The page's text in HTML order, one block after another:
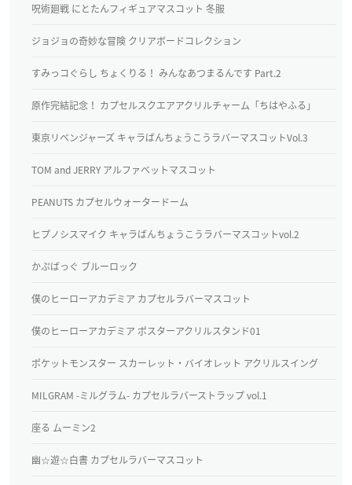
呪術廻戦 にとたんフィギュアマスコット 冬服
ジョジョの奇妙な冒険 クリアボードコレクション
すみっコぐらし ちょくりる！ みんなあつまるんです Part.2
原作完結記念！ カプセルスクエアアクリルチャーム「ちはやふる」
東京リベンジャーズ キャラばんちょうこうラバーマスコットVol.3
TOM and JERRY アルファベットマスコット
PEANUTS カプセルウォータードーム
ヒプノシスマイク キャラばんちょうこうラバーマスコットvol.2
かぷばっぐ ブルーロック
僕のヒーローアカデミア カプセルラバーマスコット
僕のヒーローアカデミア ポスターアクリルスタンド01
ポケットモンスター スカーレット・バイオレット アクリルスイング
MILGRAM -ミルグラム- カプセルラバーストラップ vol.1
座る ムーミン2
幽☆遊☆白書 カプセルラバーマスコット